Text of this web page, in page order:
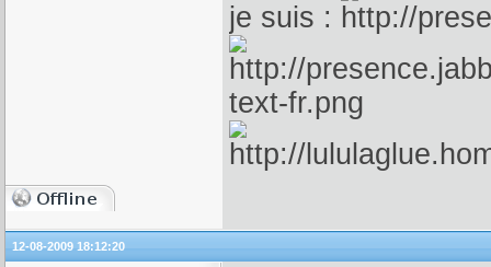
je suis :
12-08-2009 18:12:20